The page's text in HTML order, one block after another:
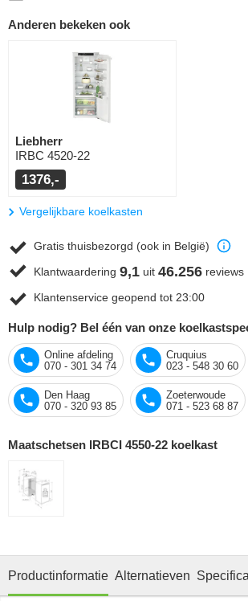
Anderen bekeken ook
Liebherr
IRBC 4520-22
1376,-
Vergelijkbare koelkasten
Gratis thuisbezorgd (ook in België)
Klantwaardering 9,1 uit 46.256 reviews
Klantenservice geopend tot 23:00
Hulp nodig? Bel één van onze
Online afdeling
070 - 301 34 74
Cruquius
023 - 548 30 60
Den Haag
070 - 320 93 85
Zoeterwoude
071 - 523 68 87
Maatschetsen IRBCI 4550-22 koelkast
Productinformatie Alternatieven